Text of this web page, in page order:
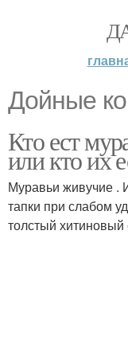
Дойные
Кто ест
или кто их
Муравьи живучие .
тапки при слабом
толстый